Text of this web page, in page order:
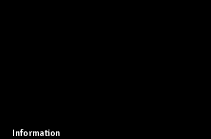
Information